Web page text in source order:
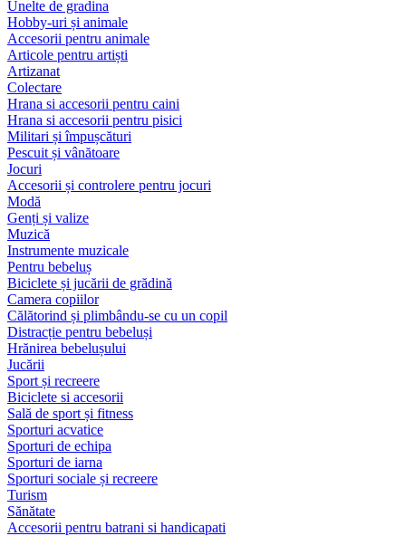
Unelte de gradina
Hobby-uri și animale
Accesorii pentru animale
Articole pentru artiști
Artizanat
Colectare
Hrana si accesorii pentru caini
Hrana si accesorii pentru pisici
Militari și împușcături
Pescuit și vânătoare
Jocuri
Accesorii și controlere pentru jocuri
Modă
Genți și valize
Muzică
Instrumente muzicale
Pentru bebeluș
Biciclete și jucării de grădină
Camera copiilor
Călătorind și plimbându-se cu un copil
Distracție pentru bebeluși
Hrănirea bebelușului
Jucării
Sport și recreere
Biciclete si accesorii
Sală de sport și fitness
Sporturi acvatice
Sporturi de echipa
Sporturi de iarna
Sporturi sociale și recreere
Turism
Sănătate
Accesorii pentru batrani si handicapati